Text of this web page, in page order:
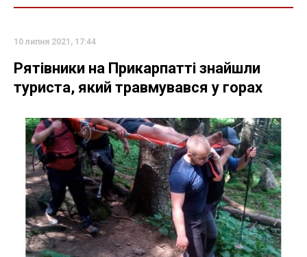
10 липня 2021, 17:44
Рятівники на Прикарпатті знайшли
туриста, який травмувався у горах